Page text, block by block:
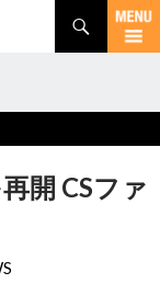
開 CSファ